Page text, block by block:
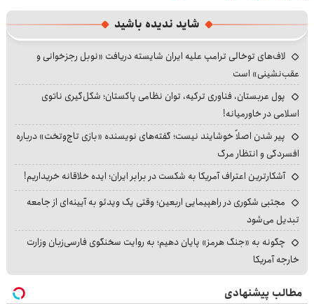
شاید ندیده باشید
لاف‌های توخالی ترامپ علیه ایران شایسته دریافت «نوبل رجزخوانی و
عقب‌نشینی» است
پول عربستان، فناوری ترکیه، توان نظامی پاکستان؛ شکل‌گیری ناتوی
اسلامی در خاورمیانه!
پیر شدن اصلاً خوشایند نیست؛ گفته‌های نویسنده «بازی تاج‌وتخت» درباره
افسردگی و انتظار مرگ
آشکارترین اعتراف آمریکا به شکست در برابر ایران؛ ایده خلاقانه خریداریم!
مجتبی شکوری در راهپیمایی اربعین؛ وقتی یک ویدئو به آیینه‌ای از جامعه
تبدیل می‌شود
چگونه به «جنگ هرمز» پایان دهیم؛ به روایت سخنگوی فارسی‌زبان وزارت
خارجه آمریکا
مطالب پیشنهادی